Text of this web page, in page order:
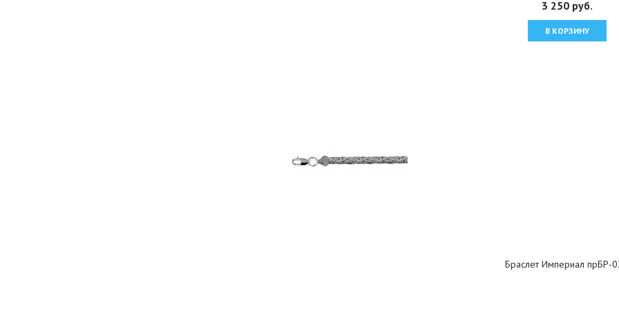
3 250 руб.
В КОРЗИНУ
Браслет Империал прБР-